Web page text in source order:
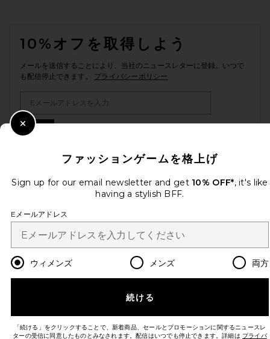
10%オフを取得しよう
メールを送信することにより、当社のニュースレターに登録。いつで
も配信停止できます。 プライバシーポリシー
Change Country Regions
ja USD
改善にご協力ください！
© EMINENT, INC. (A REVOLVE GROUP COMPANY). ALL RIGHTS RESERVED
ファッションゲームを格上げ
Sign up for our email newsletter and get 10% OFF*, it's like
having a stylish BFF.
Eメールアドレス
ウィメンズ メンズ 両方
続ける
「続ける」をクリックすることで、新着商品、セールとプロモーションに関するニュースレ
ターの受信に同意したものとみなされます。配信はいつでも停止できます。詳細は プライバ
Close Modal